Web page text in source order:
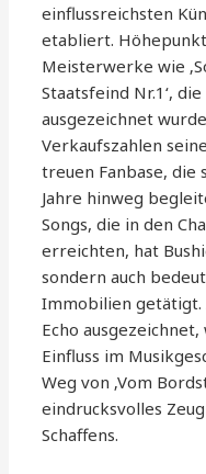
einflussreichsten
etabliert.
Meisterwerke wie
Staatsfeind Nr.1‘,
ausgezeichnet
Verkaufszahlen
treuen Fanbase, die
Jahre hinweg
Songs, die in den
erreichten, hat
sondern auch
Immobilien
Echo
Einfluss im
Weg von ‚Vom
eindrucksvolles
Schaffens.